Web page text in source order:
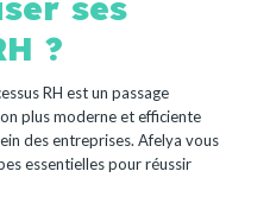
?
RH est un passage
plus moderne et efficiente
des entreprises. Afelya vous
essentielles pour réussir